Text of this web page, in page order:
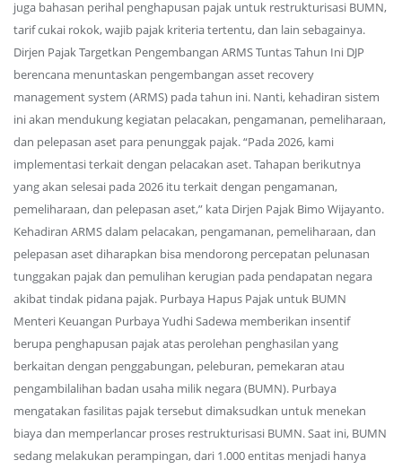
juga bahasan perihal penghapusan pajak untuk restrukturisasi BUMN,
tarif cukai rokok, wajib pajak kriteria tertentu, dan lain sebagainya.
Dirjen Pajak Targetkan Pengembangan ARMS Tuntas Tahun Ini DJP
berencana menuntaskan pengembangan asset recovery
management system (ARMS) pada tahun ini. Nanti, kehadiran sistem
ini akan mendukung kegiatan pelacakan, pengamanan, pemeliharaan,
dan pelepasan aset para penunggak pajak. “Pada 2026, kami
implementasi terkait dengan pelacakan aset. Tahapan berikutnya
yang akan selesai pada 2026 itu terkait dengan pengamanan,
pemeliharaan, dan pelepasan aset,” kata Dirjen Pajak Bimo Wijayanto.
Kehadiran ARMS dalam pelacakan, pengamanan, pemeliharaan, dan
pelepasan aset diharapkan bisa mendorong percepatan pelunasan
tunggakan pajak dan pemulihan kerugian pada pendapatan negara
akibat tindak pidana pajak. Purbaya Hapus Pajak untuk BUMN
Menteri Keuangan Purbaya Yudhi Sadewa memberikan insentif
berupa penghapusan pajak atas perolehan penghasilan yang
berkaitan dengan penggabungan, peleburan, pemekaran atau
pengambilalihan badan usaha milik negara (BUMN). Purbaya
mengatakan fasilitas pajak tersebut dimaksudkan untuk menekan
biaya dan memperlancar proses restrukturisasi BUMN. Saat ini, BUMN
sedang melakukan perampingan, dari 1.000 entitas menjadi hanya